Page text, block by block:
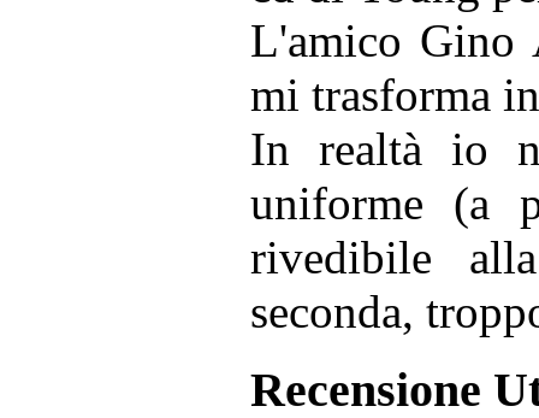
L'amico Gino
mi trasforma
In realtà io
uniforme (a
rivedibile
seconda,
Recensione